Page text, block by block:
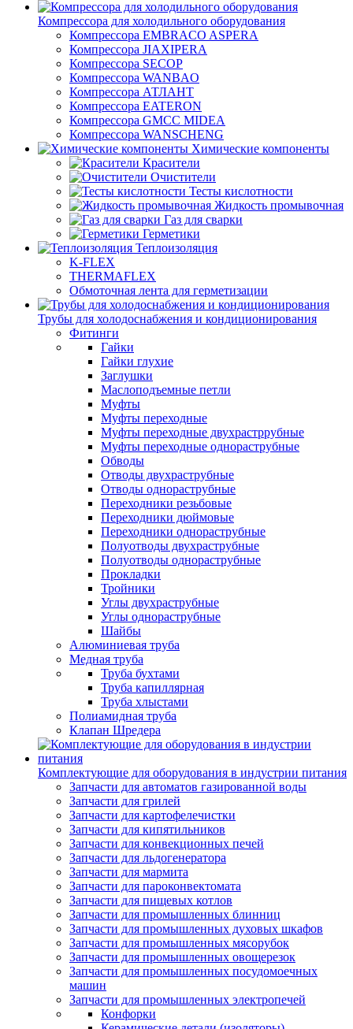
Компрессора для холодильного оборудования
Компрессора EMBRACO ASPERA
Компрессора JIAXIPERA
Компрессора SECOP
Компрессора WANBAO
Компрессора АТЛАНТ
Компрессора EATERON
Компрессора GMCC MIDEA
Компрессора WANSCHENG
Химические компоненты
Красители
Очистители
Тесты кислотности
Жидкость промывочная
Газ для сварки
Герметики
Теплоизоляция
K-FLEX
THERMAFLEX
Обмоточная лента для герметизации
Трубы для холодоснабжения и кондиционирования
Фитинги
Гайки
Гайки глухие
Заглушки
Маслоподъемные петли
Муфты
Муфты переходные
Муфты переходные двухрастррубные
Муфты переходные однораструбные
Обводы
Отводы двухраструбные
Отводы однораструбные
Переходники резьбовые
Переходники дюймовые
Переходники однораструбные
Полуотводы двухраструбные
Полуотводы однораструбные
Прокладки
Тройники
Углы двухраструбные
Углы однораструбные
Шайбы
Алюминиевая труба
Медная труба
Труба бухтами
Труба капиллярная
Труба хлыстами
Полиамидная труба
Клапан Шредера
Комплектующие для оборудования в индустрии питания
Запчасти для автоматов газированной воды
Запчасти для грилей
Запчасти для картофелечистки
Запчасти для кипятильников
Запчасти для конвекционных печей
Запчасти для льдогенератора
Запчасти для мармита
Запчасти для пароконвектомата
Запчасти для пищевых котлов
Запчасти для промышленных блинниц
Запчасти для промышленных духовых шкафов
Запчасти для промышленных мясорубок
Запчасти для промышленных овощерезок
Запчасти для промышленных посудомоечных
машин
Запчасти для промышленных электропечей
Конфорки